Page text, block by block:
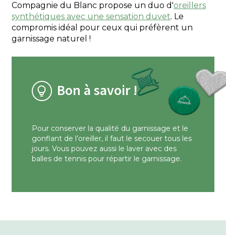
Compagnie du Blanc propose un duo d'oreillers
synthétiques avec une sensation duvet. Le
compromis idéal pour ceux qui préfèrent un
garnissage naturel !
Bon à savoir !
Pour conserver la qualité du garnissage et le
gonflant de l’oreiller, il faut le secouer tous les
jours. Vous pouvez aussi le laver avec des
balles de tennis pour répartir le garnissage.